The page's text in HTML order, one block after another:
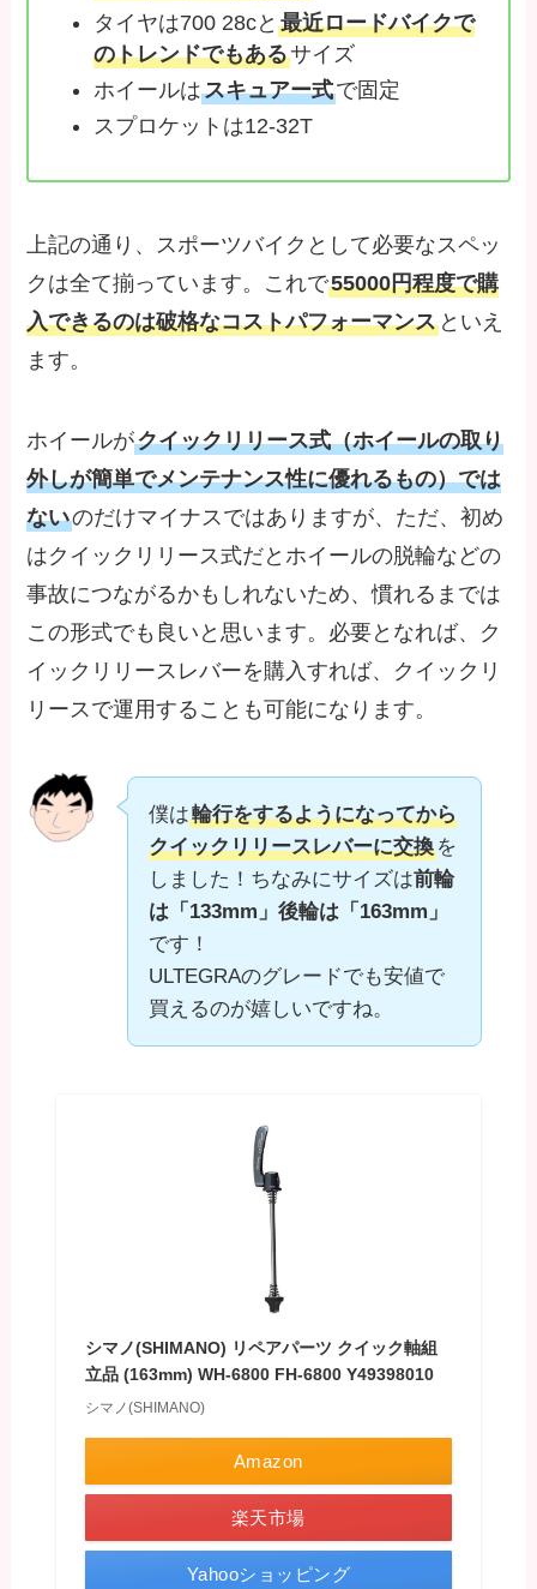
タイヤは700 28cと最近ロードバイクで
のトレンドでもあるサイズ
ホイールはスキュアー式で固定
スプロケットは12-32T
上記の通り、スポーツバイクとして必要なスペッ
クは全て揃っています。これで55000円程度で購
入できるのは破格なコストパフォーマンス といえ
ます。
ホイールがクイックリリース式（ホイールの取り
外しが簡単でメンテナンス性に優れるもの）では
ないのだけマイナスではありますが、ただ、初め
はクイックリリース式だとホイールの脱輪などの
事故につながるかもしれないため、慣れるまでは
この形式でも良いと思います。必要となれば、ク
イックリリースレバーを購入すれば、クイックリ
リースで運用することも可能になります。
僕は輪行をするようになってから
クイックリリースレバーに交換を
しました！ちなみにサイズは前輪
は「133mm」後輪は「163mm」
です！
ULTEGRAのグレードでも安値で
買えるのが嬉しいですね。
シマノ(SHIMANO) リペアパーツ クイック軸組
立品 (163mm) WH-6800 FH-6800 Y49398010
シマノ(SHIMANO)
Amazon
楽天市場
Yahooショッピング